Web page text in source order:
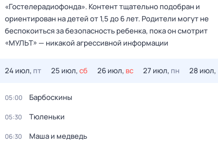
«Гостелерадиофонда». Контент тщательно подобран и
ориентирован на детей от 1,5 до 6 лет. Родители могут не
беспокоиться за безопасность ребенка, пока он смотрит
«МУЛЬТ» — никакой агрессивной информации
24 июл, пт 25 июл,сб 26 июл, вс 27 июл, пн 28 июл,
05:00 Барбоскины
05:30 Тюленьки
06:30 Маша и медведь